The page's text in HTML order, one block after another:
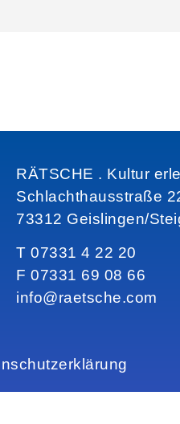
RÄTSCHE . Kultur
Schlachthausstraße
73312 Geislingen/
T 07331 4 22 20
F 07331 69 08 66
info@raetsche.com